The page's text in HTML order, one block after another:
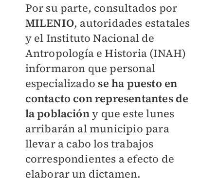
Por su parte, consultados por
MILENIO, autoridades estatales
y el Instituto Nacional de
Antropología e Historia (INAH)
informaron que personal
especializado se ha puesto en
contacto con representantes de
la poblacióny que este lunes
arribarán al municipio para
llevar a cabo los trabajos
correspondientes a efecto de
elaborar un dictamen.